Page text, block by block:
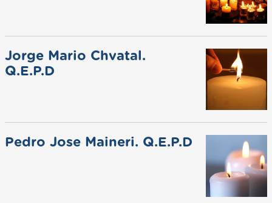
Jorge Mario Chvatal.
Q.E.P.D
Pedro Jose Maineri. Q.E.P.D